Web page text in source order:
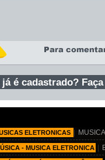
já é cadastrado?
ELETRONICAS
- MUSICA ELETRONICA